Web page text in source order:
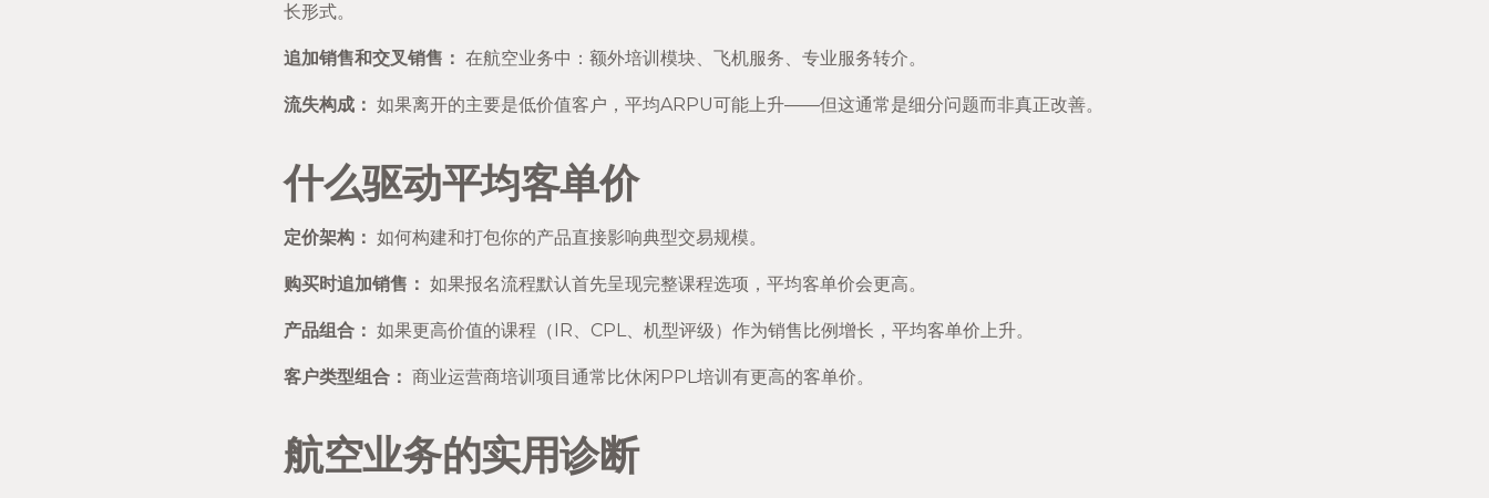
长形式。
追加销售和交叉销售： 在航空业务中：额外培训模块、飞机服务、专业服务转介。
流失构成： 如果离开的主要是低价值客户，平均ARPU可能上升——但这通常是细分问题而非真正改善。
什么驱动平均客单价
定价架构： 如何构建和打包你的产品直接影响典型交易规模。
购买时追加销售： 如果报名流程默认首先呈现完整课程选项，平均客单价会更高。
产品组合： 如果更高价值的课程（IR、CPL、机型评级）作为销售比例增长，平均客单价上升。
客户类型组合： 商业运营商培训项目通常比休闲PPL培训有更高的客单价。
航空业务的实用诊断